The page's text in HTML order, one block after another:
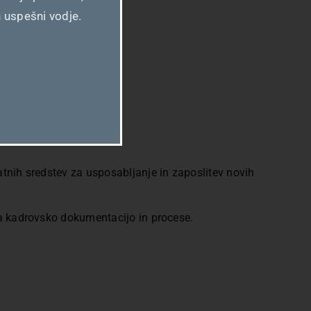
o zaposlitvi ter
sredstev za usposabljanje in zaposlitev novih
dokumentacijo in procese.
vodje.